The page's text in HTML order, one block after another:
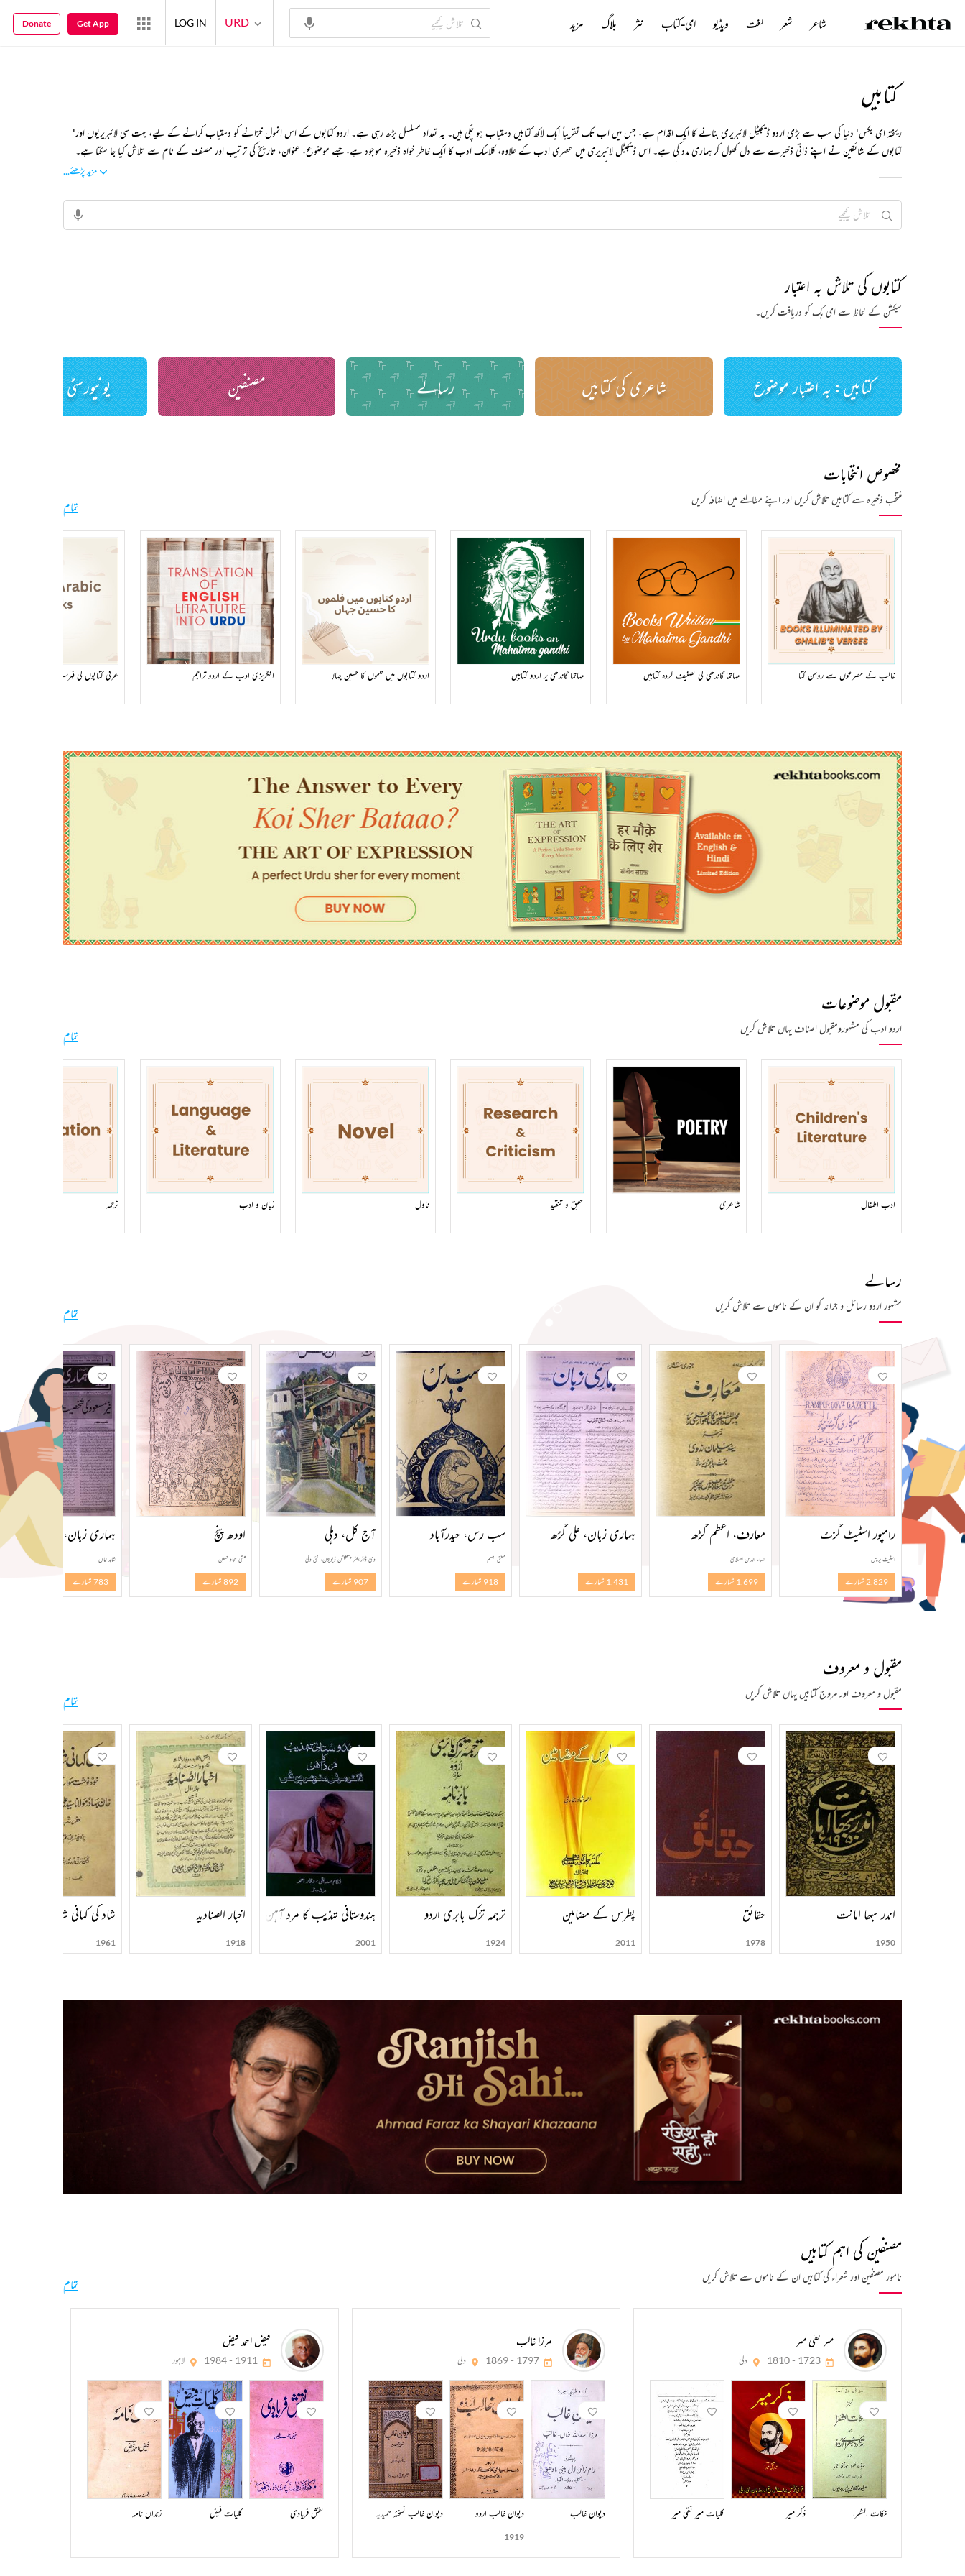
کتابیں
'ریختہ ای بکس' دنیا کی سب سے بڑی اردو ڈیجیٹل لائبریری بنانے کا ایک اقدام ہے، جس میں اب تک تقریباً ایک لاکھ کتابیں دستیاب ہو چکی ہیں۔ یہ تعداد مسلسل بڑھ رہی ہے۔ اردو کتابوں کے اس انمول خزانے کو دستیاب کرانے کے لیے، بہت سی لائبریریوں اور
کتابوں کے شائقین نے اپنے ذاتی ذخیرے سے دل کھول کر ہماری مدد کی ہے۔ اس ڈیجیٹل لائبریری میں عصری ادب کے علاوہ، کلاسک ادب کا ایک خاطر خواہ ذخیرہ موجود ہے، جسے موضوع، عنوان، تاریخ کی ترتیب اور مصنف کے نام سے تلاش کیا جا سکتا ہے۔
کتابوں کی تلاش بہ اعتبار
سیکشن کے لحاظ سے ای بک کو دریافت کریں۔
کتابیں : بہ اعتبار موضوع شاعری کی کتابیں رسالے مصنفین یونیورسٹی اردو نصاب
مخصوص انتخابات
منتخب ذخیرہ سے کتابیں تلاش کریں اور اپنے مطالعے میں اضافہ کریں تمام
غالب کے مصرعوں سے روشن کتابیں مہاتما گاندھی کی تصنیف کردہ کتابیں مہاتما گاندھی پر اردو کتابیں اردو کتابوں میں فلموں کا حسین جہاں انگریزی ادب کے اردو تراجم عربی کتابوں کی فہرست
مقبول موضوعات
اردو ادب کی مشہورومقبول اصناف یہاں تلاش کریں تمام
ادب اطفال شاعری تحقیق و تنقید ناول زبان و ادب ترجمہ
رسالے
مشہور اردو رسائل و جرائد کو ان کے ناموں سے تلاش کریں تمام
رامپور اسٹیٹ گزٹ
اسٹیٹ پریس
2,829 شمارے
معارف، اعظم گڑھ
ضیاء الدین اصلاحی
1,699 شمارے
ہماری زبان، علی گڑھ
1,431 شمارے
سب رس، حیدرآباد
مغنی تبسم
918 شمارے
آج کل، دہلی
دی ڈائریکٹر پبلکیشن ڈیویژن، نئی دہلی
907 شمارے
اودھ پنچ
منشی سجاد حسین
892 شمارے
ہماری زبان، دہلی
شاہد خاں
783 شمارے
مقبول و معروف
مقبول و معروف اور مروج کتابیں یہاں تلاش کریں تمام
اندر سبھا امانت
1950
حقائق
1978
پطرس کے مضامین
2011
ترجمہ تزک بابری اردو
1924
ہندوستانی تہذیب کا مرد آہن ڈاکٹر مرلی منوہر جوشی
2001
اخبار الصنادید
1918
شاد کی کہانی شاد کی زبانی
1961
مصنفین کی اہم کتابیں
نامور مصنفین اور شعراء کی کتابیں ان کے ناموں سے تلاش کریں تمام
میر تقی میر
1723 - 1810 دلی
نکات الشعرا ذکر میر کلیات میر تقی میر
مرزا غالب
1797 - 1869 دلی
دیوان غالب دیوان غالب اردو
1919
دیوان غالب نسخئہ حمیدیہ
فیض احمد فیض
1911 - 1984 لاہور
نقش فریادی کلیات فیض زنداں نامہ
شاعر شعر لغت ویڈیو ای-کتاب نثر بلاگ مزید URD
LOG IN
Get App
Donate